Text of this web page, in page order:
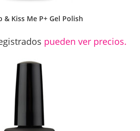
& Kiss Me P+ Gel Polish
pueden ver precios.